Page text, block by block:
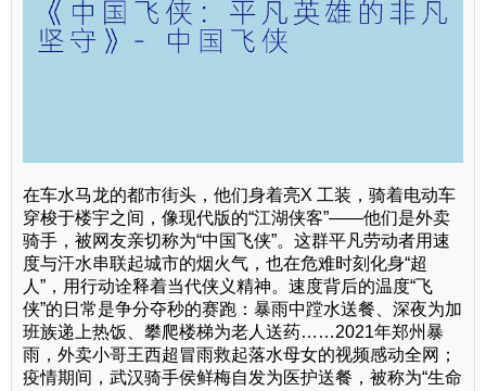
在车水马龙的都市街头，他们身着亮X 工装，骑着电动车
穿梭于楼宇之间，像现代版的“江湖侠客”——他们是外卖
骑手，被网友亲切称为“中国飞侠”。这群平凡劳动者用速
度与汗水串联起城市的烟火气，也在危难时刻化身“超
人”，用行动诠释着当代侠义精神。速度背后的温度“飞
侠”的日常是争分夺秒的赛跑：暴雨中蹚水送餐、深夜为加
班族递上热饭、攀爬楼梯为老人送药……2021年郑州暴
雨，外卖小哥王西超冒雨救起落水母女的视频感动全网；
疫情期间，武汉骑手侯鲜梅自发为医护送餐，被称为“生命